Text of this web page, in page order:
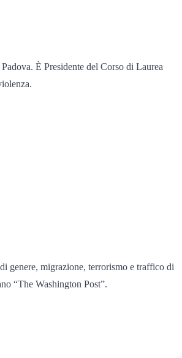
È Presidente del Corso di Laurea
genere, migrazione, terrorismo e traffico di
“The Washington Post”.